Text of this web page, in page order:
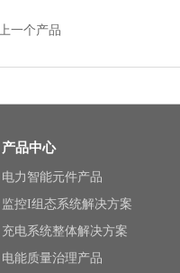
上一个产品
产品中心
电力智能元件产品
监控I组态系统解决方案
充电系统整体解决方案
电能质量治理产品